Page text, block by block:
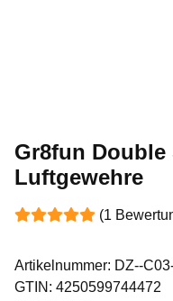
Gr8fun
Luftgewehre
(1
Artikelnummer: DZ--
GTIN: 4250599744472